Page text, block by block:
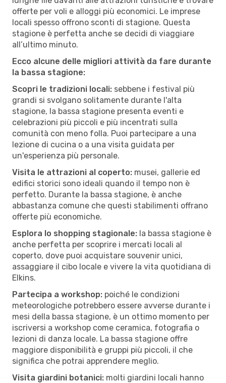
offerte per voli e alloggi più economici. Le imprese
locali spesso offrono sconti di stagione. Questa
stagione è perfetta anche se decidi di viaggiare
all’ultimo minuto.
Ecco alcune delle migliori attività da fare durante
la bassa stagione:
Scopri le tradizioni locali: sebbene i festival più
grandi si svolgano solitamente durante l'alta
stagione, la bassa stagione presenta eventi e
celebrazioni più piccoli e più incentrati sulla
comunità con meno folla. Puoi partecipare a una
lezione di cucina o a una visita guidata per
un'esperienza più personale.
Visita le attrazioni al coperto: musei, gallerie ed
edifici storici sono ideali quando il tempo non è
perfetto. Durante la bassa stagione, è anche
abbastanza comune che questi stabilimenti offrano
offerte più economiche.
Esplora lo shopping stagionale: la bassa stagione è
anche perfetta per scoprire i mercati locali al
coperto, dove puoi acquistare souvenir unici,
assaggiare il cibo locale e vivere la vita quotidiana di
Elkins.
Partecipa a workshop: poiché le condizioni
meteorologiche potrebbero essere avverse durante i
mesi della bassa stagione, è un ottimo momento per
iscriversi a workshop come ceramica, fotografia o
lezioni di danza locale. La bassa stagione offre
maggiore disponibilità e gruppi più piccoli, il che
significa che potrai apprendere meglio.
Visita giardini botanici: molti giardini locali hanno